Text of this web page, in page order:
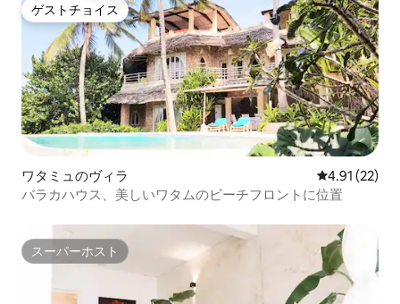
ゲストチョイス
ゲストチョイス
ワタミュのヴィラ レビュー22
4.91 (22)
バラカハウス、美しいワタムのビーチフロントに位置
スーパーホスト
スーパーホスト